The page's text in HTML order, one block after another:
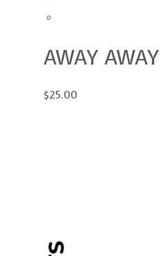
AWAY AWAY
$25.00